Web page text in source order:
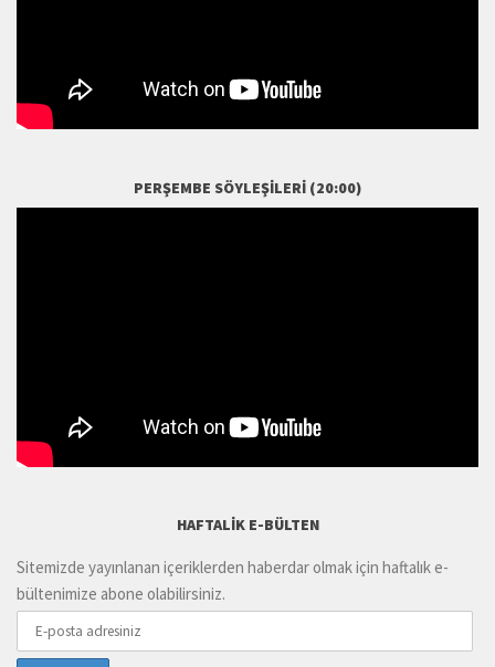
PERŞEMBE SÖYLEŞILERI (20:00)
HAFTALIK E-BÜLTEN
Sitemizde yayınlanan içeriklerden haberdar olmak için haftalık e-
bültenimize abone olabilirsiniz.